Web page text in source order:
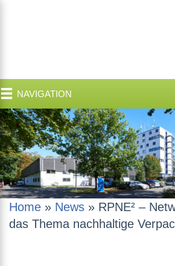
NAVIGATION
Home » News » RPNE² –
das Thema nachhaltige